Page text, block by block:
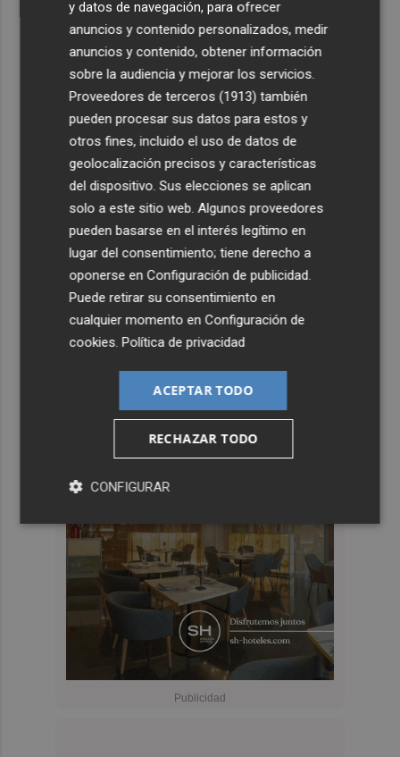
y datos de navegación, para ofrecer
anuncios y contenido personalizados, medir
anuncios y contenido, obtener información
sobre la audiencia y mejorar los servicios.
Proveedores de terceros (1913) también
pueden procesar sus datos para estos y
otros fines, incluido el uso de datos de
geolocalización precisos y características
del dispositivo. Sus elecciones se aplican
solo a este sitio web. Algunos proveedores
pueden basarse en el interés legítimo en
lugar del consentimiento; tiene derecho a
oponerse enConfiguración de publicidad
Puede retirar su consentimiento en
cualquier momento enConfiguración de
cookies .Política de privacidad
ACEPTAR TODO
RECHAZAR TODO
CONFIGURAR